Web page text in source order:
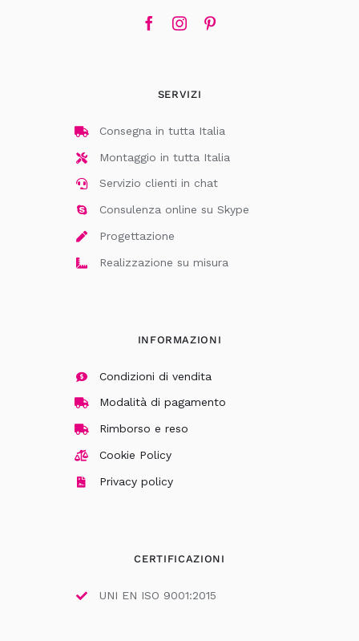
SERVIZI
Consegna in tutta Italia
Montaggio in tutta Italia
Servizio clienti in chat
Consulenza online su Skype
Progettazione
Realizzazione su misura
INFORMAZIONI
Condizioni di vendita
Modalità di pagamento
Rimborso e reso
Cookie Policy
Privacy policy
CERTIFICAZIONI
UNI EN ISO 9001:2015